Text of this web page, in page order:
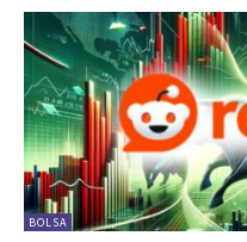
BOLSA